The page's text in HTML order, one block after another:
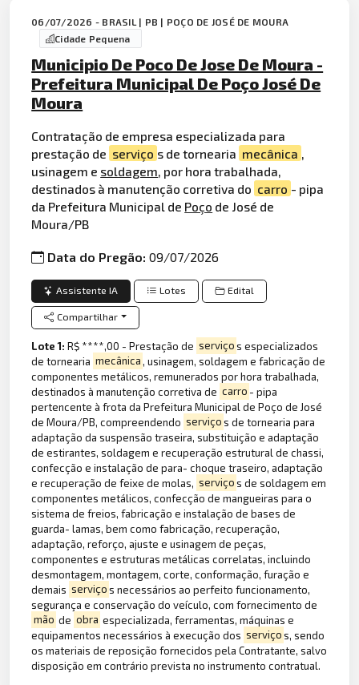
06/07/2026 - BRASIL | PB | POÇO DE JOSÉ DE MOURA
Cidade Pequena
Municipio De Poco De Jose De Moura -
Prefeitura Municipal De Poço José De
Moura
Contratação de empresa especializada para
prestação de serviço s de tornearia mecânica
usinagem e soldagem , por hora trabalhada,
destinados à manutenção corretiva do carro - pipa
da Prefeitura Municipal de Poço de José de
Moura/PB
Data do Pregão:09/07/2026
Assistente IA Lotes Edital
Compartilhar
Lote 1:R$ ****,00 - Prestação de serviços especializados
de tornearia mecânica, usinagem, soldagem e fabricação de
componentes metálicos, remunerados por hora trabalhada,
destinados à manutenção corretiva de carro - pipa
pertencente à frota da Prefeitura Municipal de Poço de José
de Moura/PB, compreendendo serviços de tornearia para
adaptação da suspensão traseira, substituição e adaptação
de estirantes, soldagem e recuperação estrutural de chassi,
confecção e instalação de para- choque traseiro, adaptação
e recuperação de feixe de molas, serviços de soldagem em
componentes metálicos, confecção de mangueiras para o
sistema de freios, fabricação e instalação de bases de
guarda- lamas, bem como fabricação, recuperação,
adaptação, reforço, ajuste e usinagem de peças,
componentes e estruturas metálicas correlatas, incluindo
desmontagem, montagem, corte, conformação, furação e
demais serviços necessários ao perfeito funcionamento,
segurança e conservação do veículo, com fornecimento de
mão de obra especializada, ferramentas, máquinas e
equipamentos necessários à execução dos serviços, sendo
os materiais de reposição fornecidos pela Contratante, salvo
disposição em contrário prevista no instrumento contratual.